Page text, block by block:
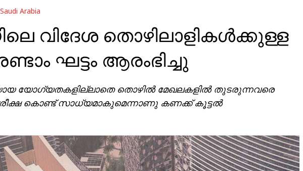
Saudi Arabia
വിദേശ തൊഴിലാളികൾക്കുള്ള
ഘട്ടം ആരംഭിച്ചു
യോഗ്യതകളില്ലാതെ തൊഴിൽ മേഖലകളിൽ തുടരുന്നവരെ
പരീക്ഷ കൊണ്ട് സാധ്യമാകുമെന്നാണു കണക്ക് കൂട്ടൽ